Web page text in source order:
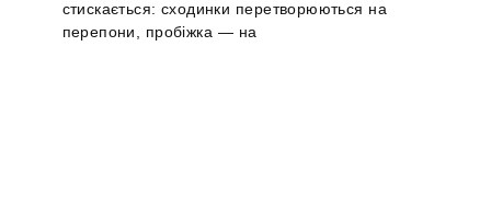
стискається: сходинки перетворюються на
перепони, пробіжка — на